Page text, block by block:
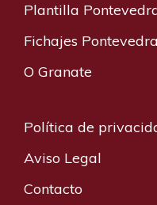
Plantilla
Fichajes
O Granate
Política de
Aviso Legal
Contacto